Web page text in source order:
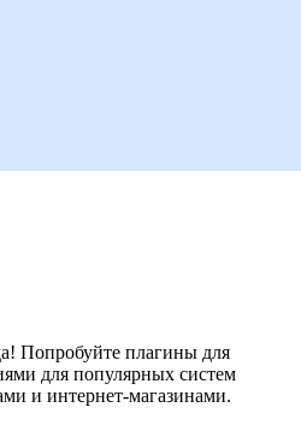
Попробуйте плагины для
для популярных систем
и интернет-магазинами.